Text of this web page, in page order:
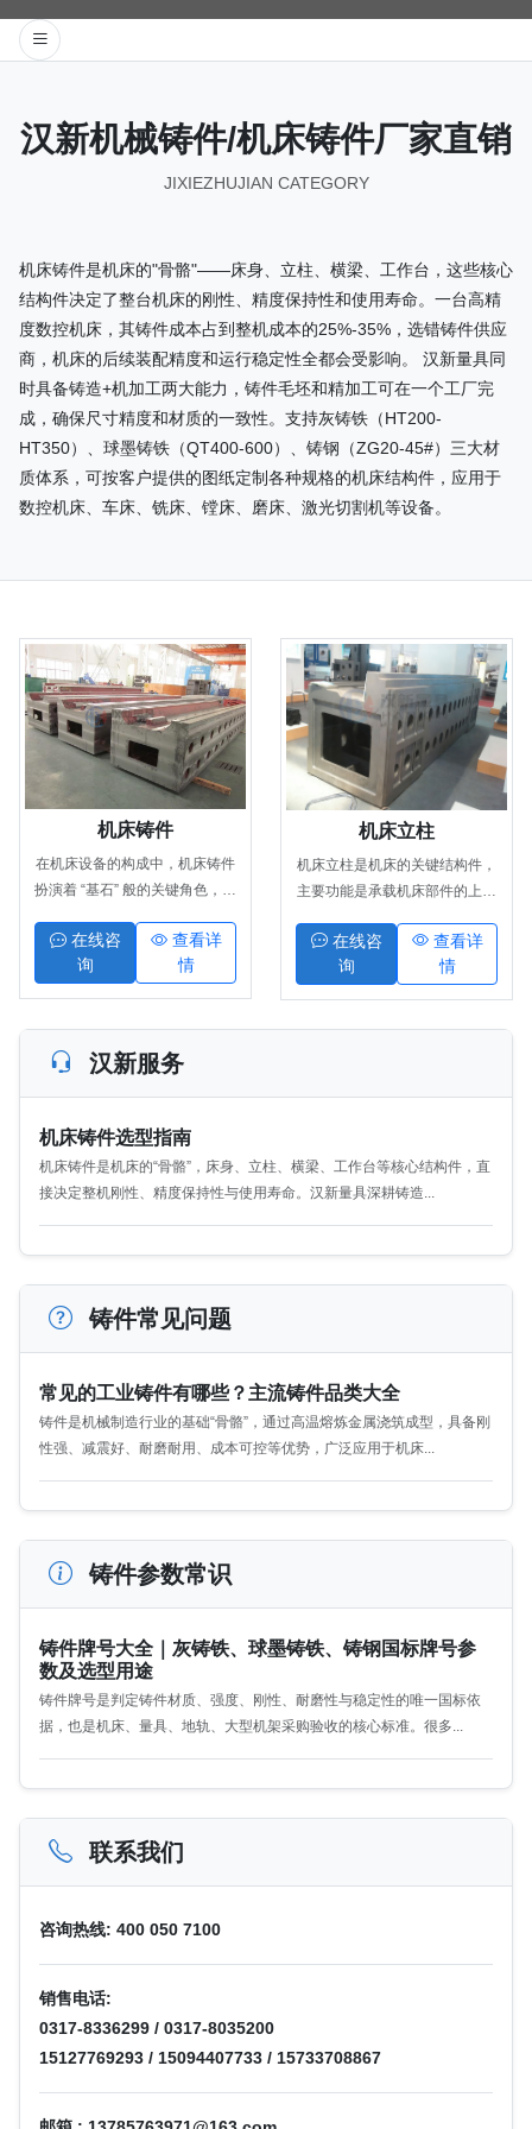
汉新机械铸件/机床铸件厂家直销
JIXIEZHUJIAN CATEGORY
机床铸件是机床的"骨骼"——床身、立柱、横梁、工作台，这些核心
结构件决定了整台机床的刚性、精度保持性和使用寿命。一台高精
度数控机床，其铸件成本占到整机成本的25%-35%，选错铸件供应
商，机床的后续装配精度和运行稳定性全都会受影响。 汉新量具同
时具备铸造+机加工两大能力，铸件毛坯和精加工可在一个工厂完
成，确保尺寸精度和材质的一致性。支持灰铸铁（HT200-
HT350）、球墨铸铁（QT400-600）、铸钢（ZG20-45#）三大材
质体系，可按客户提供的图纸定制各种规格的机床结构件，应用于
数控机床、车床、铣床、镗床、磨床、激光切割机等设备。
机床铸件
在机床设备的构成中，机床铸件
扮演着 “基石” 般的关键角色，它
工作台等核心结构的主要载体，
更直接影响着机床的精度、结构
性能与使用寿命。作为机床制造
床铸件能够为后续精密加工、装
配及长期运行提供坚实保障，是
衡量机床整体性能的重要指标之
一。一、产品核心构成与材料选
择机床铸件的核心构成围绕机床
关键承重与功能结构展开，常见
产品类型包括机床床身铸件、立
柱铸
在线咨
询
查看详
情
机床立柱
机床立柱是机床的关键结构件，
主要功能是承载机床部件的上下
的支撑，是保障机床运行精度与
刚性的核心部件。
在线咨
询
查看详
情
汉新服务
机床铸件选型指南
机床铸件是机床的“骨骼”，床身、立柱、横梁、工作台等核心结构件，直
接决定整机刚性、精度保持性与使用寿命。汉新量具深耕铸造...
铸件常见问题
常见的工业铸件有哪些？主流铸件品类大全
铸件是机械制造行业的基础“骨骼”，通过高温熔炼金属浇筑成型，具备刚
性强、减震好、耐磨耐用、成本可控等优势，广泛应用于机床...
铸件参数常识
铸件牌号大全｜灰铸铁、球墨铸铁、铸钢国标牌号参
数及选型用途
铸件牌号是判定铸件材质、强度、刚性、耐磨性与稳定性的唯一国标依
据，也是机床、量具、地轨、大型机架采购验收的核心标准。很多...
联系我们
咨询热线: 400 050 7100
销售电话:
0317-8336299 / 0317-8035200
15127769293 / 15094407733 / 15733708867